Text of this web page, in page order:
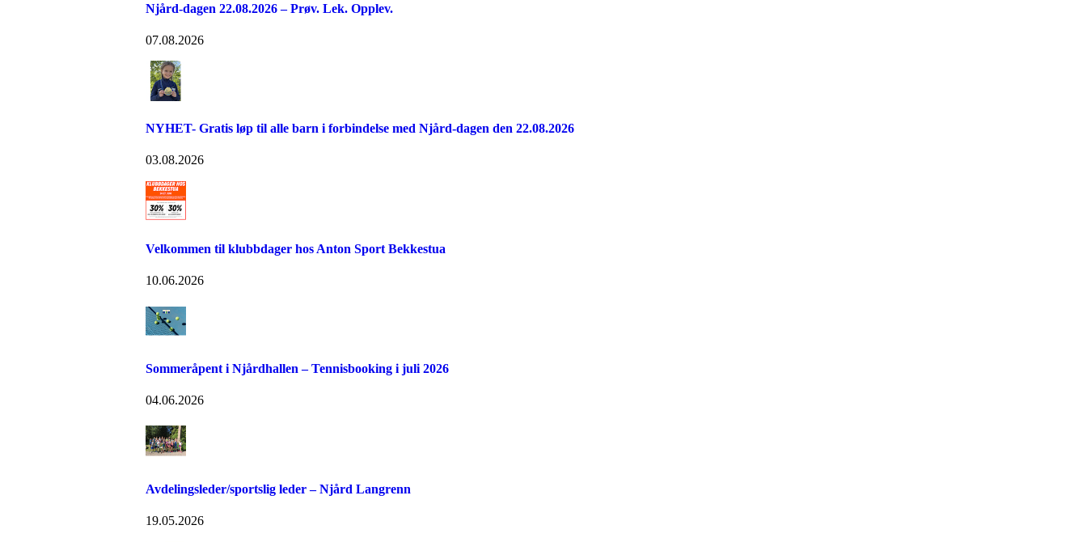
Njård-dagen 22.08.2026 – Prøv. Lek. Opplev.
07.08.2026
NYHET- Gratis løp til alle barn i forbindelse med Njård-dagen den 22.08.2026
03.08.2026
Velkommen til klubbdager hos Anton Sport Bekkestua
10.06.2026
Sommeråpent i Njårdhallen – Tennisbooking i juli 2026
04.06.2026
Avdelingsleder/sportslig leder – Njård Langrenn
19.05.2026